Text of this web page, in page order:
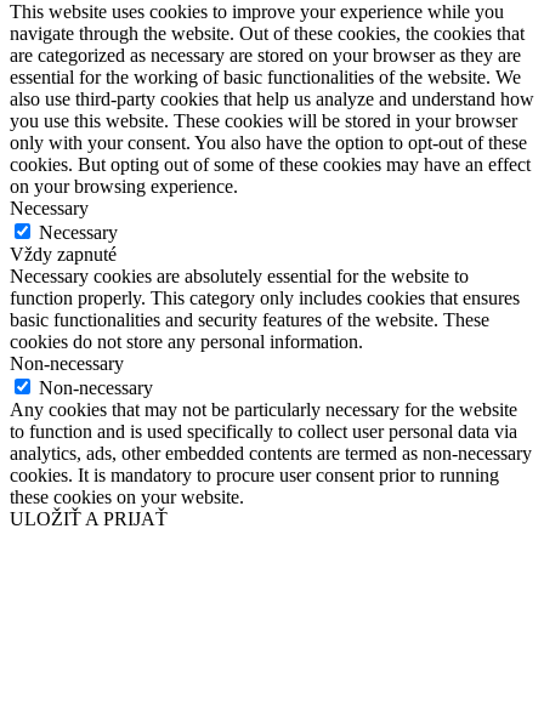
This website uses cookies to improve your experience while you
navigate through the website. Out of these cookies, the cookies that
are categorized as necessary are stored on your browser as they are
essential for the working of basic functionalities of the website. We
also use third-party cookies that help us analyze and understand how
you use this website. These cookies will be stored in your browser
only with your consent. You also have the option to opt-out of these
cookies. But opting out of some of these cookies may have an effect
on your browsing experience.
Necessary
Necessary
Vždy zapnuté
Necessary cookies are absolutely essential for the website to
function properly. This category only includes cookies that ensures
basic functionalities and security features of the website. These
cookies do not store any personal information.
Non-necessary
Non-necessary
Any cookies that may not be particularly necessary for the website
to function and is used specifically to collect user personal data via
analytics, ads, other embedded contents are termed as non-necessary
cookies. It is mandatory to procure user consent prior to running
these cookies on your website.
ULOŽIŤ A PRIJAŤ